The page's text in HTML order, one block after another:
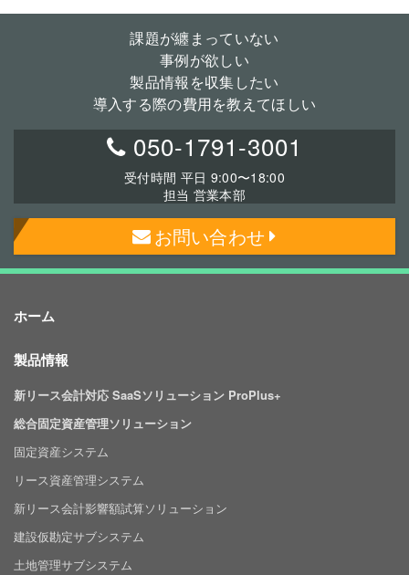
課題が纏まっていない
事例が欲しい
製品情報を収集したい
導入する際の費用を教えてほしい
050-1791-3001
受付時間 平日 9:00〜18:00
担当 営業本部
お問い合わせ
ホーム
製品情報
新リース会計対応 SaaSソリューション ProPlus+
総合固定資産管理ソリューション
固定資産システム
リース資産管理システム
新リース会計影響額試算ソリューション
建設仮勘定サブシステム
土地管理サブシステム